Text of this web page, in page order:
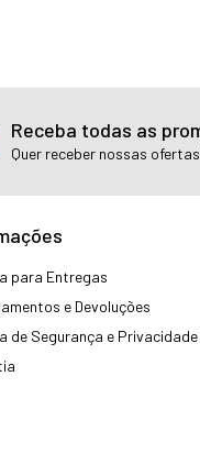
Receba todas as
Quer receber nossas
para Entregas
e Devoluções
de Segurança e Privacidade